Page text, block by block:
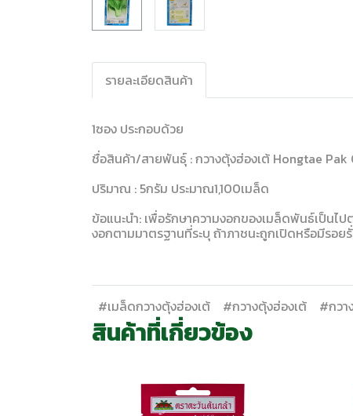
รายละเอียดสินค้า
1ซอง ประกอบด้วย
ชื่อสินค้า/สายพันธุ์ : กวางตุ้งฮ่องเต้ Hongtae Pak
ปริมาณ : 5กรัม ประมาณ1,100เมล็ด
ข้อแนะนำ: เพื่อรักษาความงอกของเมล็ดพันธ์เป็นไ
งอกตามมาตรฐานที่ระบุ ถ้าภาชนะถูกเปิดหรือมีรอ
#เมล็ดกวางตุ้งฮ่องเต้ #กวางตุ้งฮ่องเต้ #กวา
สินค้าที่เกี่ยวข้อง